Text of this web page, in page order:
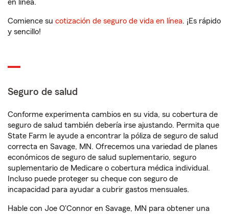
en línea.
Comience su cotización de seguro de vida en línea. ¡Es rápido
y sencillo!
Seguro de salud
Conforme experimenta cambios en su vida, su cobertura de
seguro de salud también debería irse ajustando. Permita que
State Farm le ayude a encontrar la póliza de seguro de salud
correcta en Savage, MN. Ofrecemos una variedad de planes
económicos de seguro de salud suplementario, seguro
suplementario de Medicare o cobertura médica individual.
Incluso puede proteger su cheque con seguro de
incapacidad para ayudar a cubrir gastos mensuales.
Hable con Joe O'Connor en Savage, MN para obtener una